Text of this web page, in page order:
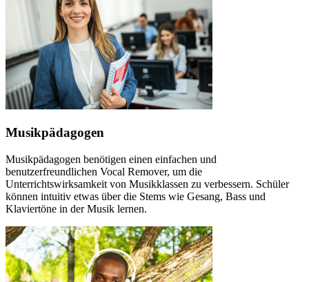
Musikpädagogen
Musikpädagogen benötigen einen einfachen und
benutzerfreundlichen Vocal Remover, um die
Unterrichtswirksamkeit von Musikklassen zu verbessern. Schüler
können intuitiv etwas über die Stems wie Gesang, Bass und
Klaviertöne in der Musik lernen.